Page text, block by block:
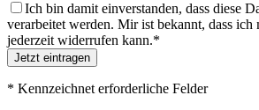
Ich bin damit einverstanden, dass diese
verarbeitet werden. Mir ist bekannt, dass
jederzeit widerrufen kann.*
Jetzt eintragen
* Kennzeichnet erforderliche Felder